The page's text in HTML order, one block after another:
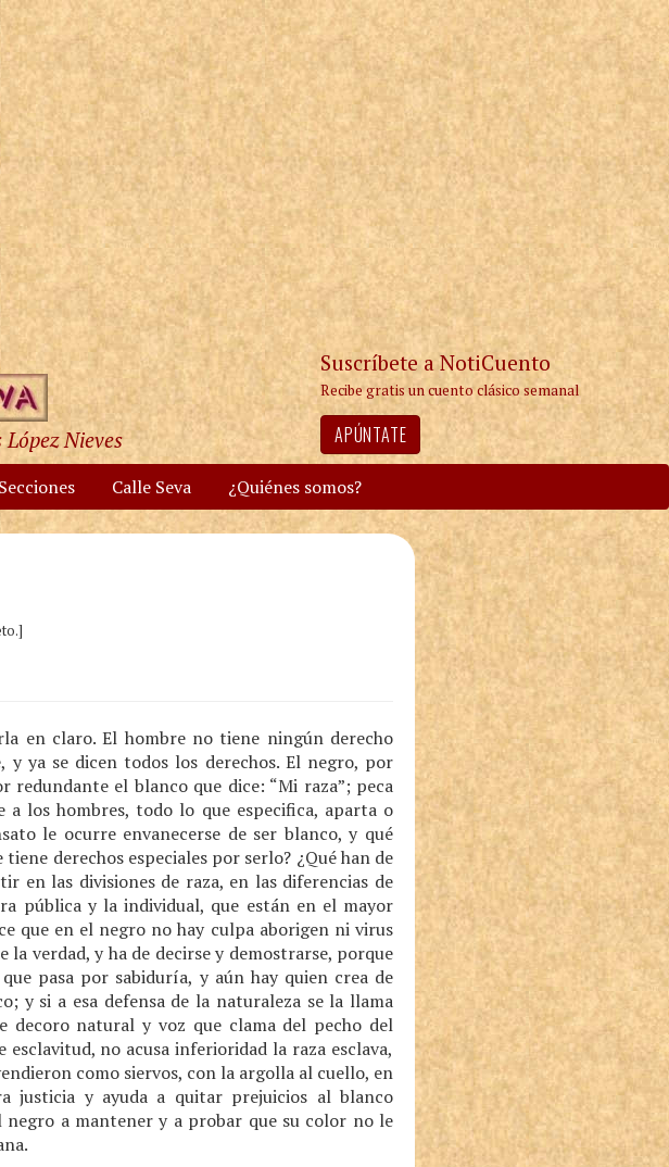
Nieves
Suscríbete a NotiCuento
Recibe gratis un cuento clásico semanal
APÚNTATE
Secciones Calle Seva ¿Quiénes somos?
en claro. El hombre no tiene ningún derecho
ya se dicen todos los derechos. El negro, por
el blanco que dice: “Mi raza”; peca
los hombres, todo lo que especifica, aparta o
le ocurre envanecerse de ser blanco, y qué
derechos especiales por serlo? ¿Qué han de
en las divisiones de raza, en las diferencias de
pública y la individual, que están en el mayor
que en el negro no hay culpa aborigen ni virus
verdad, y ha de decirse y demostrarse, porque
pasa por sabiduría, y aún hay quien crea de
y si a esa defensa de la naturaleza se la llama
decoro natural y voz que clama del pecho del
no acusa inferioridad la raza esclava,
como siervos, con la argolla al cuello, en
justicia y ayuda a quitar prejuicios al blanco
negro a mantener y a probar que su color no le